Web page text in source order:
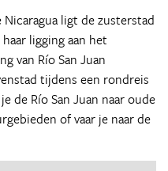
ligt de zusterstad
ligging aan het
van Río San Juan
tijdens een rondreis
de Río San Juan naar oude
of vaar je naar de